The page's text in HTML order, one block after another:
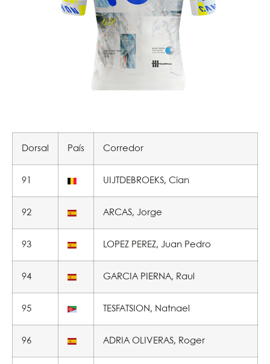
Dorsal País Corredor
91 UIJTDEBROEKS, Cian
92 ARCAS, Jorge
93 LOPEZ PEREZ, Juan Pedro
94 GARCIA PIERNA, Raul
95 TESFATSION, Natnael
96 ADRIA OLIVERAS, Roger